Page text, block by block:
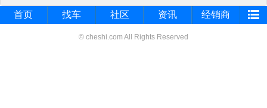
首页 找车 社区 资讯 经销商
© cheshi.com All Rights Reserved